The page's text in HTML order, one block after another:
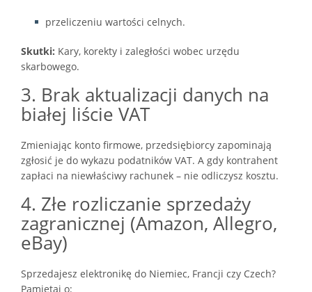
przeliczeniu wartości celnych.
Skutki: Kary, korekty i zaległości wobec urzędu
skarbowego.
3. Brak aktualizacji danych na
białej liście VAT
Zmieniając konto firmowe, przedsiębiorcy zapominają
zgłosić je do wykazu podatników VAT. A gdy kontrahent
zapłaci na niewłaściwy rachunek – nie odliczysz kosztu.
4. Złe rozliczanie sprzedaży
zagranicznej (Amazon, Allegro,
eBay)
Sprzedajesz elektronikę do Niemiec, Francji czy Czech?
Pamiętaj o: